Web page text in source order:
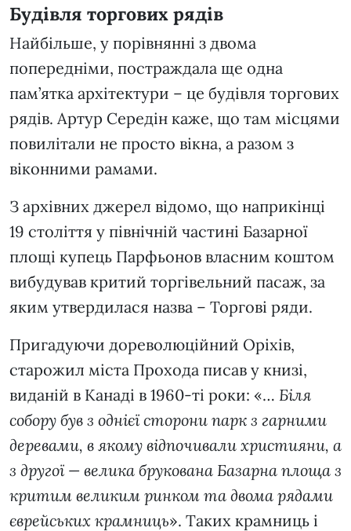
Будівля торгових рядів
Найбільше, у порівнянні з двома
попередніми, постраждала ще одна
пам’ятка архітектури – це будівля торгових
рядів. Артур Середін каже, що там місцями
повилітали не просто вікна, а разом з
віконними рамами.
З архівних джерел відомо, що наприкінці
19 століття у північній частині Базарної
площі купець Парфьонов власним коштом
вибудував критий торгівельний пасаж, за
яким утвердилася назва – Торгові ряди.
Пригадуючи дореволюційний Оріхів,
старожил міста Прохода писав у книзі,
виданій в Канаді в 1960-ті роки: «… Біля
собору був з однієї сторони парк з гарними
деревами, в якому відпочивали християни, а
з другої — велика брукована Базарна площа з
критим великим ринком та двома рядами
єврейських крамниць». Таких крамниць і